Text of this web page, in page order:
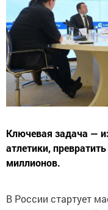
Ключевая задача —
атлетики,
миллионов.
В России стартует